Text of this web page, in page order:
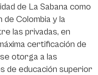
de La Sabana como
de Colombia y la
las privadas, en
certificación de
otorga a las
de educación superior